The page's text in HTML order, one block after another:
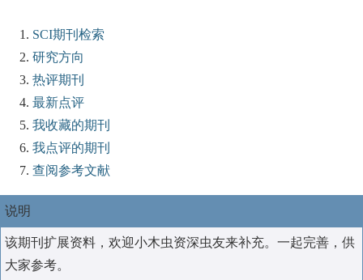
SCI期刊检索
研究方向
热评期刊
最新点评
我收藏的期刊
我点评的期刊
查阅参考文献
说明
该期刊扩展资料，欢迎小木虫资深虫友来补充。一起完善，供
大家参考。